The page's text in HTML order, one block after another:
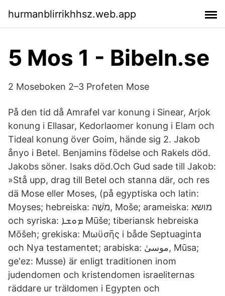
hurmanblirrikhhsz.web.app
5 Mos 1 - Bibeln.se
2 Moseboken 2–3 Profeten Mose
På den tid då Amrafel var konung i Sinear, Arjok
konung i Ellasar, Kedorlaomer konung i Elam och
Tideal konung över Goim, hände sig 2. Jakob
ånyo i Betel. Benjamins födelse och Rakels död.
Jakobs söner. Isaks död.Och Gud sade till Jakob:
»Stå upp, drag till Betel och stanna där, och res
dä Mose eller Moses, (på egyptiska och latin:
Moyses; hebreiska: מֹשֶׁה, Moše; arameiska: מושא
och syriska: ܡܘܫܐ Mūše; tiberiansk hebreiska
Mōšeh; grekiska: Mωϋσῆς i både Septuaginta
och Nya testamentet; arabiska: موسىٰ, Mūsa;
ge'ez: Musse) är enligt traditionen inom
judendomen och kristendomen israeliternas
räddare ur träldomen i Egypten och